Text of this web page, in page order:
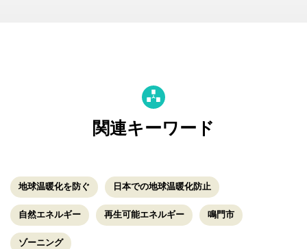
関連キーワード
地球温暖化を防ぐ 日本での地球温暖化防止
自然エネルギー 再生可能エネルギー 鳴門市
ゾーニング